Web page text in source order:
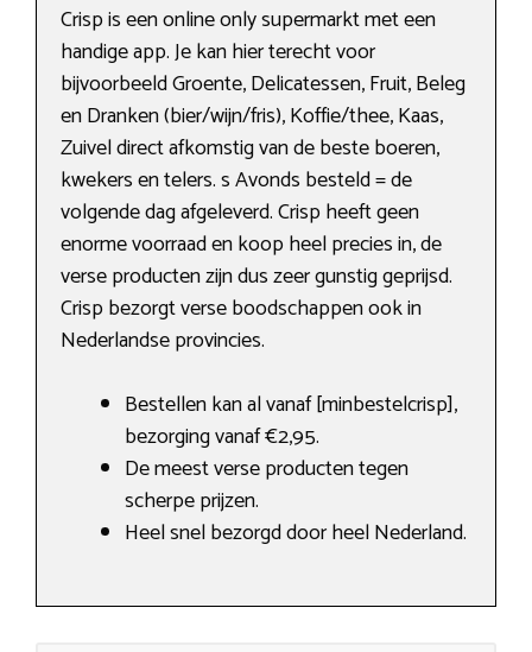
Crisp is een online only supermarkt met een
handige app. Je kan hier terecht voor
bijvoorbeeld Groente, Delicatessen, Fruit, Beleg
en Dranken (bier/wijn/fris), Koffie/thee, Kaas,
Zuivel direct afkomstig van de beste boeren,
kwekers en telers. s Avonds besteld = de
volgende dag afgeleverd. Crisp heeft geen
enorme voorraad en koop heel precies in, de
verse producten zijn dus zeer gunstig geprijsd.
Crisp bezorgt verse boodschappen ook in
Nederlandse provincies.
Bestellen kan al vanaf [minbestelcrisp],
bezorging vanaf €2,95.
De meest verse producten tegen
scherpe prijzen.
Heel snel bezorgd door heel Nederland.